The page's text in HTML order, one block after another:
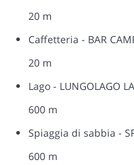
20 m
Caffetteria - BAR
20 m
Lago - LUNGOLAGO
600 m
Spiaggia di sabbia -
600 m